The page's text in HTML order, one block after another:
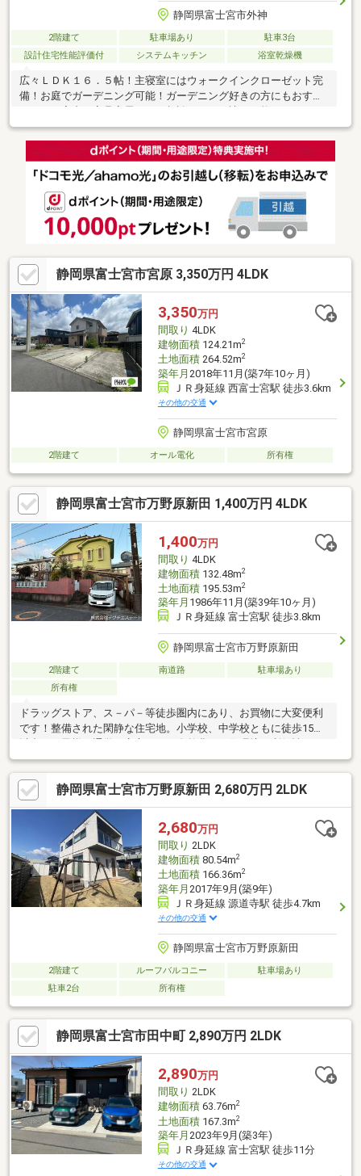
静岡県富士宮市外神
2階建て 駐車場あり
駐車3台
設計住宅性能評価付
システムキッチン 浴室乾燥機
広々ＬＤＫ１６．５帖！主寝室にはウォークインクローゼット完
備！お庭でガーデニング可能！ガーデニング好きの方にもおすす
◆◇◆リフォームもお気軽にご相談ください！◆◇◆住宅ローン
の相談もいつでも受け付けております♪ローンにお悩みの方、どん
な些細なことでも構いません。お気軽にご相談下さい！
静岡県富士宮市宮原 3,350万円 4LDK
3,350万円
間取り 4LDK
建物面積124.21m2
土地面積264.52m2
築年月 2018年11月(築7年10ヶ月)
ＪＲ身延線 西富士宮駅 徒歩3.6km
その他の交通
静岡県富士宮市宮原
2階建て オール電化 所有権
静岡県富士宮市万野原新田 1,400万円 4LDK
1,400万円
間取り 4LDK
建物面積132.48m2
土地面積195.53m2
築年月 1986年11月(築39年10ヶ月)
ＪＲ身延線 富士宮駅 徒歩3.8km
静岡県富士宮市万野原新田
2階建て 南道路
駐車場あり
所有権
ドラッグストア、ス－パ－等徒歩圏内にあり、お買物に大変便利
です！整備された閑静な住宅地。小学校、中学校ともに徒歩15分
立する地域です。内見希望の方は要相談、ご連絡下さい。
静岡県富士宮市万野原新田 2,680万円 2LDK
2,680万円
間取り 2LDK
建物面積80.54m2
土地面積166.36m2
築年月 2017年9月(築9年)
ＪＲ身延線 源道寺駅 徒歩4.7km
その他の交通
静岡県富士宮市万野原新田
2階建て ルーフバルコニー
駐車場あり
駐車2台
所有権
静岡県富士宮市田中町 2,890万円 2LDK
2,890万円
間取り 2LDK
建物面積63.76m2
土地面積167.3m2
築年月 2023年9月(築3年)
ＪＲ身延線 富士宮駅 徒歩11分
その他の交通